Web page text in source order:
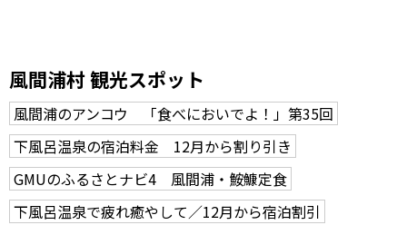
風間浦村 観光スポット
風間浦のアンコウ 「食べにおいでよ！」第35回
下風呂温泉の宿泊料金 12月から割り引き
GMUのふるさとナビ4 風間浦・鮟鱇定食
下風呂温泉で疲れ癒やして／12月から宿泊割引